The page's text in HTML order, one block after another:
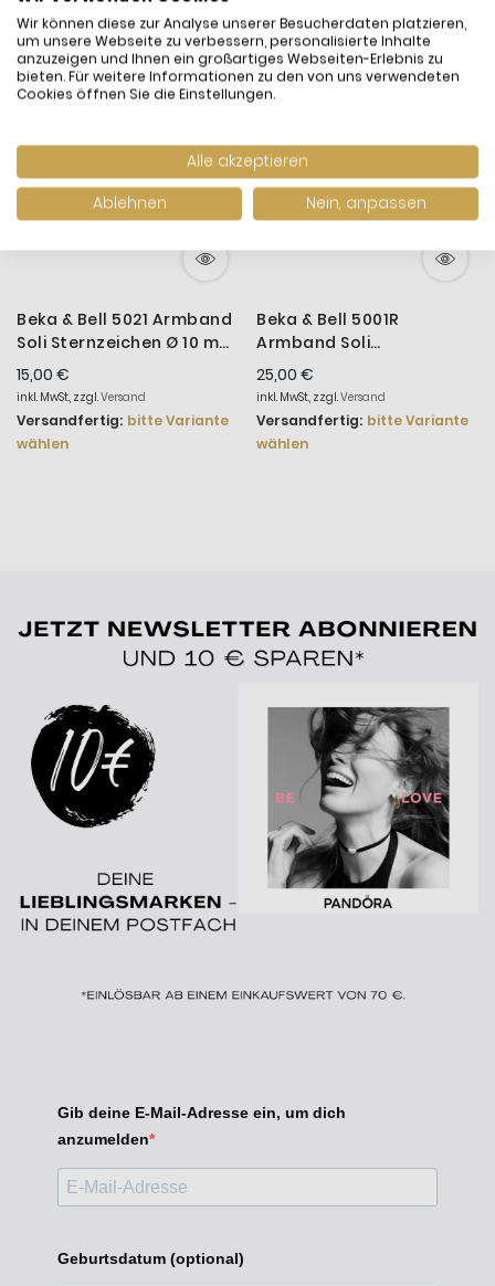
-25%
Beka & Bell 5021 Armband
Soli Sternzeichen Ø 10 mm
Silber
15,00 €
inkl. MwSt., zzgl.Versand
Versandfertig: bitte Variante
wählen
-16%
Beka & Bell 5001R
Armband Soli
Sternzeichen Ø 10 mm
Silber Roségold
25,00 €
inkl. MwSt., zzgl.Versand
Versandfertig: bitte Variante
wählen
Gib deine E-Mail-Adresse ein, um dich
anzumelden
Geburtsdatum (optional)
Wir können diese zur Analyse unserer Besucherdaten platzieren,
um unsere Webseite zu verbessern, personalisierte Inhalte
anzuzeigen und Ihnen ein großartiges Webseiten-Erlebnis zu
bieten. Für weitere Informationen zu den von uns verwendeten
Cookies öffnen Sie die Einstellungen.
Alle akzeptieren
Ablehnen
Nein, anpassen